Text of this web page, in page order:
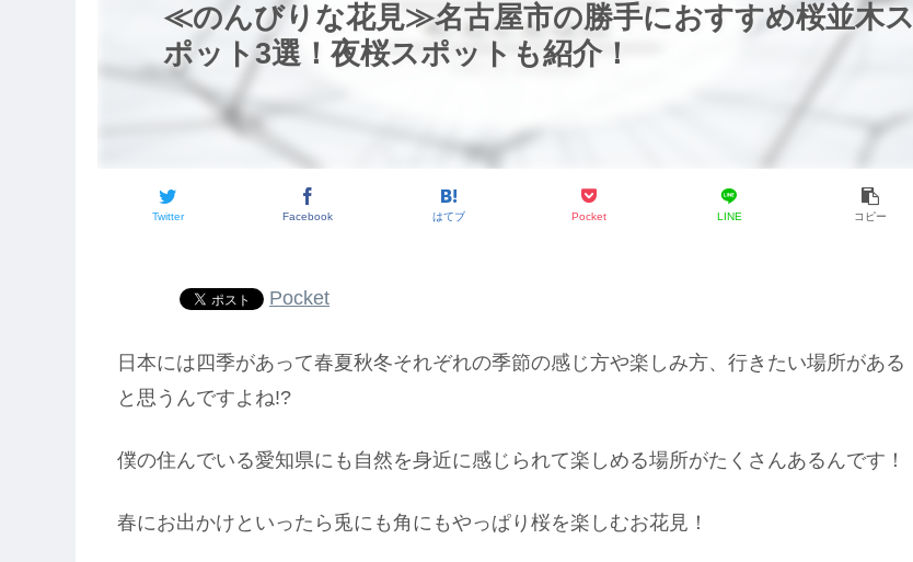
≪のんびりな花見≫名古屋市の勝手におすすめ桜並木ス
ポット3選！夜桜スポットも紹介！
Twitter Facebook はてブ Pocket LINE コピー
Pocket
日本には四季があって春夏秋冬それぞれの季節の感じ方や楽しみ方、行きたい場所がある
と思うんですよね!?
僕の住んでいる愛知県にも自然を身近に感じられて楽しめる場所がたくさんあるんです！
春にお出かけといったら兎にも角にもやっぱり桜を楽しむお花見！